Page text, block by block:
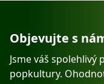
Objevujte s
Jsme váš spolehlivý
popkultury.